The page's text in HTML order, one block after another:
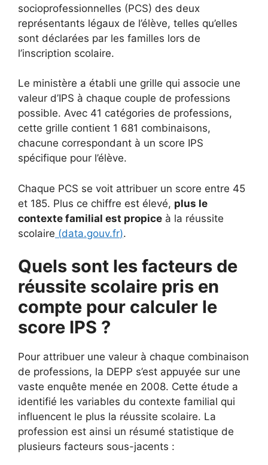
socioprofessionnelles (PCS) des deux
représentants légaux de l’élève, telles qu’elles
sont déclarées par les familles lors de
l’inscription scolaire.
Le ministère a établi une grille qui associe une
valeur d’IPS à chaque couple de professions
possible. Avec 41 catégories de professions,
cette grille contient 1 681 combinaisons,
chacune correspondant à un score IPS
spécifique pour l’élève.
Chaque PCS se voit attribuer un score entre 45
et 185. Plus ce chiffre est élevé, plus le
contexte familial est propice à la réussite
scolaire (data.gouv.fr).
Quels sont les facteurs de
réussite scolaire pris en
compte pour calculer le
score IPS ?
Pour attribuer une valeur à chaque combinaison
de professions, la DEPP s’est appuyée sur une
vaste enquête menée en 2008. Cette étude a
identifié les variables du contexte familial qui
influencent le plus la réussite scolaire. La
profession est ainsi un résumé statistique de
plusieurs facteurs sous-jacents :